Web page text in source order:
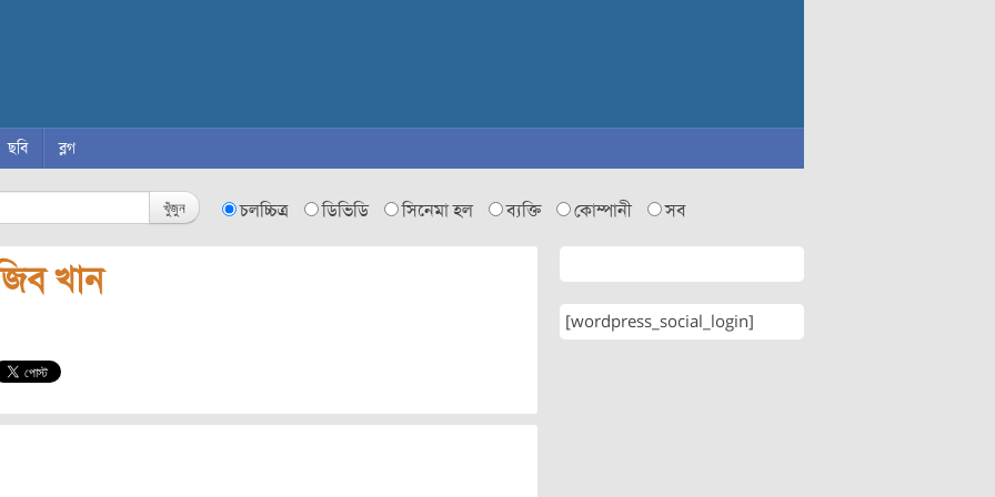
ছবি ব্লগ
খুঁজুন চলচ্চিত্র ডিভিডি সিনেমা হল ব্যক্তি কোম্পানী সব
খান
[wordpress_social_login]